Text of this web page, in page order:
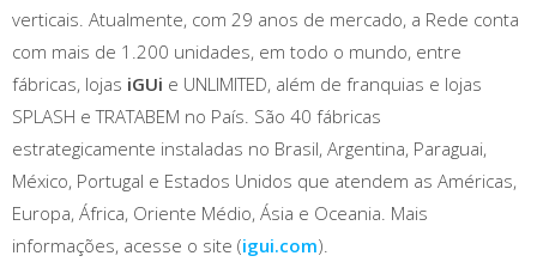
verticais. Atualmente, com 29 anos de mercado, a Rede conta
com mais de 1.200 unidades, em todo o mundo, entre
fábricas, lojas iGUi e UNLIMITED, além de franquias e lojas
SPLASH e TRATABEM no País. São 40 fábricas
estrategicamente instaladas no Brasil, Argentina, Paraguai,
México, Portugal e Estados Unidos que atendem as Américas,
Europa, África, Oriente Médio, Ásia e Oceania. Mais
informações, acesse o site (igui.com).